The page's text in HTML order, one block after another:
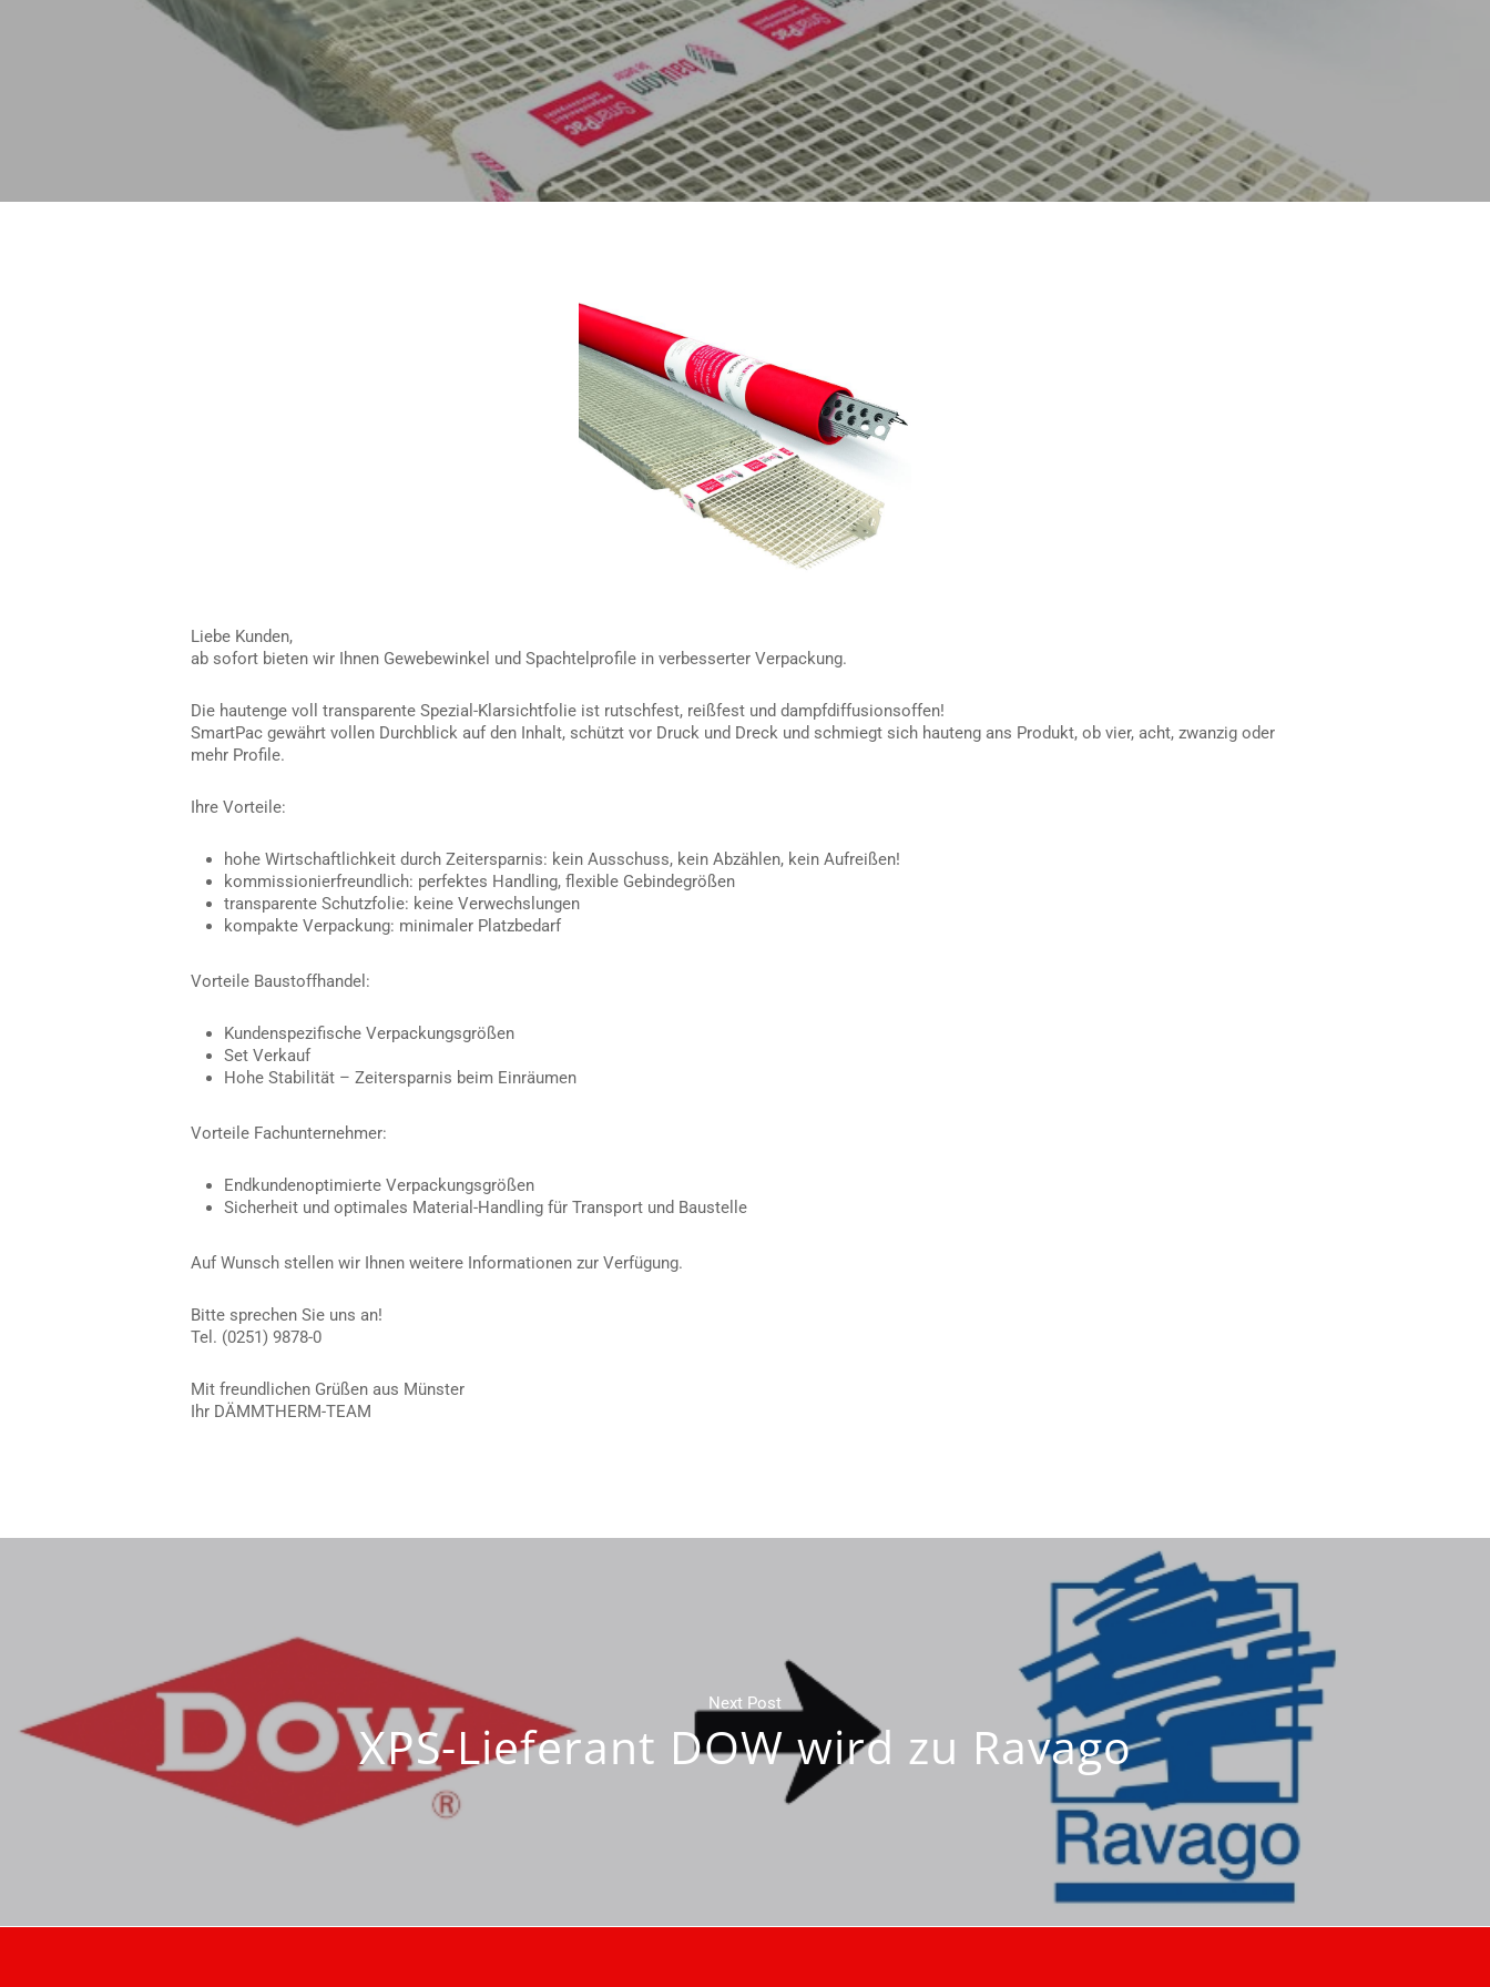
Liebe Kunden,
ab sofort bieten wir Ihnen Gewebewinkel und Spachtelprofile in verbesserter Verpackung.
Die hautenge voll transparente Spezial-Klarsichtfolie ist rutschfest, reißfest und dampfdiffusionsoffen!
SmartPac gewährt vollen Durchblick auf den Inhalt, schützt vor Druck und Dreck und schmiegt sich hauteng ans Produkt, ob vier, acht, zwanzig oder
mehr Profile.
Ihre Vorteile:
hohe Wirtschaftlichkeit durch Zeitersparnis: kein Ausschuss, kein Abzählen, kein Aufreißen!
kommissionierfreundlich: perfektes Handling, flexible Gebindegrößen
transparente Schutzfolie: keine Verwechslungen
kompakte Verpackung: minimaler Platzbedarf
Vorteile Baustoffhandel:
Kundenspezifische Verpackungsgrößen
Set Verkauf
Hohe Stabilität – Zeitersparnis beim Einräumen
Vorteile Fachunternehmer:
Endkundenoptimierte Verpackungsgrößen
Sicherheit und optimales Material-Handling für Transport und Baustelle
Auf Wunsch stellen wir Ihnen weitere Informationen zur Verfügung.
Bitte sprechen Sie uns an!
Tel. (0251) 9878-0
Mit freundlichen Grüßen aus Münster
Ihr DÄMMTHERM-TEAM
Next Post
XPS-Lieferant DOW wird zu Ravago